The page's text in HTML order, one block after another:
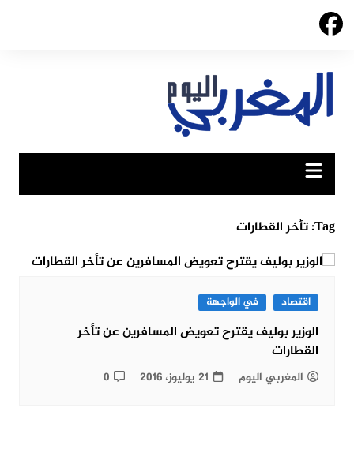
Skip
Tag: تأخر القطارات
اقتصاد في الواجهة
الوزير بوليف يقترح تعويض المسافرين عن تأخر
القطارات
المغربي اليوم 21 يوليوز، 2016 0